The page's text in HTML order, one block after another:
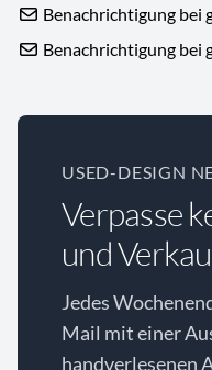
Benachrichtigung bei
Benachrichtigung bei
USED-DESIGN
Verpasse
und
Jedes
Mail mit einer
handverlesenen